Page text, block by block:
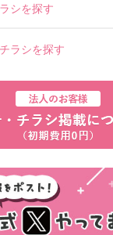
シを探す
ラシを探す